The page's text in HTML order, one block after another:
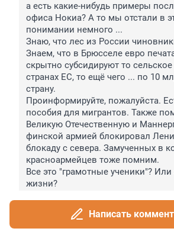
а есть какие-нибудь примеры
офиса Нокиа? А то мы отстали в
понимании немного ...
Знаю, что лес из России
Знаем, что в Брюсселе евро
скрытно субсидируют то
странах ЕС, то ещё чего ... по 10
страну.
Проинформируйте, пожалуйста.
пособия для мигрантов. Также
Великую Отечественную и
финской армией блокировал
блокаду с севера. Замученных в
красноармейцев тоже помним.
Все это "грамотные ученики"?
жизни?
Написать